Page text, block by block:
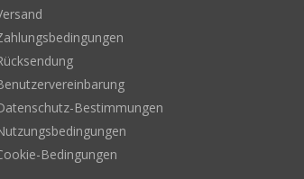
Bestimmungen
Bedingungen